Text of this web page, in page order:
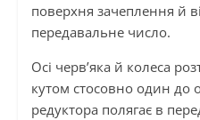
поверхня зачеплення й
передавальне число.
Осі черв’яка й колеса
кутом стосовно один до
редуктора полягає в